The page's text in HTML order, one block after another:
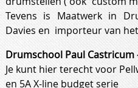
Tevens is Maatwerk in
Davies en importeur van
Drumschool Paul Castricum
Je kunt hier terecht voor
en 5A X-line budget serie